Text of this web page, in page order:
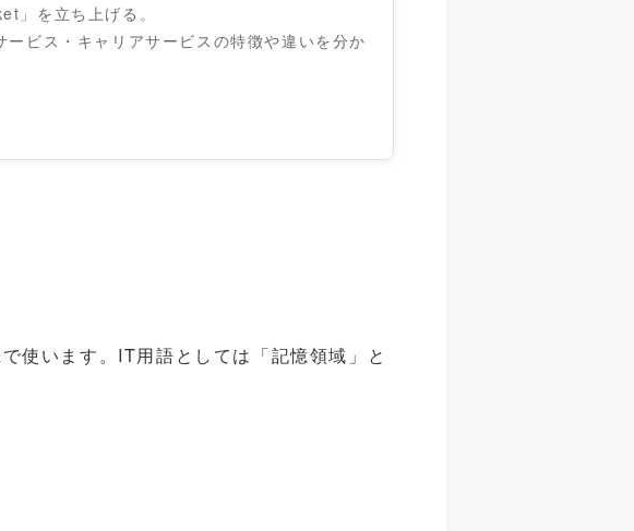
」を立ち上げる。
ビス・キャリアサービスの特徴や違いを分か
使います。IT用語としては「記憶領域」と